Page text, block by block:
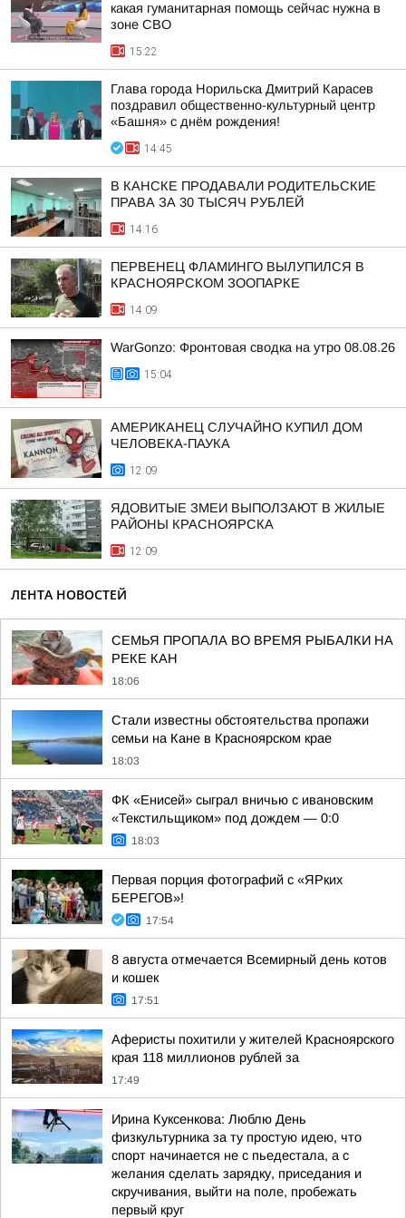
какая гуманитарная помощь сейчас нужна в
зоне СВО
15:22
Глава города Норильска Дмитрий Карасев
поздравил общественно-культурный центр
«Башня» с днём рождения!
14:45
В КАНСКЕ ПРОДАВАЛИ РОДИТЕЛЬСКИЕ
ПРАВА ЗА 30 ТЫСЯЧ РУБЛЕЙ
14:16
ПЕРВЕНЕЦ ФЛАМИНГО ВЫЛУПИЛСЯ В
КРАСНОЯРСКОМ ЗООПАРКЕ
14:09
WarGonzo: Фронтовая сводка на утро 08.08.26
15:04
АМЕРИКАНЕЦ СЛУЧАЙНО КУПИЛ ДОМ
ЧЕЛОВЕКА-ПАУКА
12:09
ЯДОВИТЫЕ ЗМЕИ ВЫПОЛЗАЮТ В ЖИЛЫЕ
РАЙОНЫ КРАСНОЯРСКА
12:09
ЛЕНТА НОВОСТЕЙ
СЕМЬЯ ПРОПАЛА ВО ВРЕМЯ РЫБАЛКИ НА
РЕКЕ КАН
18:06
Стали известны обстоятельства пропажи
семьи на Кане в Красноярском крае
18:03
ФК «Енисей» сыграл вничью с ивановским
«Текстильщиком» под дождем — 0:0
18:03
Первая порция фотографий с «ЯРких
БЕРЕГОВ»!
17:54
8 августа отмечается Всемирный день котов
и кошек
17:51
Аферисты похитили у жителей Красноярского
края 118 миллионов рублей за
17:49
Ирина Куксенкова: Люблю День
физкультурника за ту простую идею, что
спорт начинается не с пьедестала, а с
желания сделать зарядку, приседания и
скручивания, выйти на поле, пробежать
первый круг